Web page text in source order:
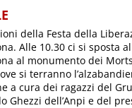
della Festa della
Alle 10.30 ci si sposta
al monumento dei
si terranno
a cura dei ragazzi del
Ghezzi dell’Anpi e del